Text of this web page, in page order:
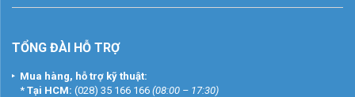
TỔNG ĐÀI HỖ TRỢ
Mua hàng, hỗ trợ kỹ thuật:
* Tại HCM: (028) 35 166 166 (08:00 – 17:30)